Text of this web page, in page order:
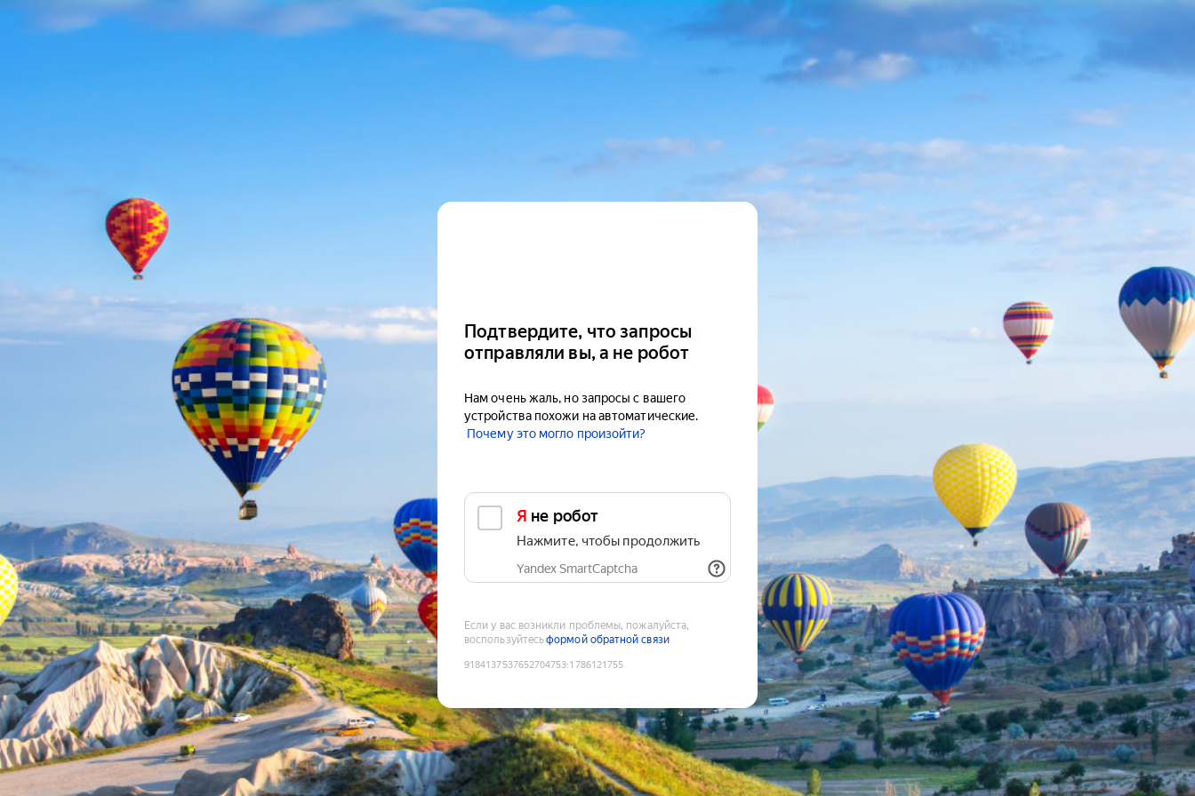
Подтвердите, что запросы
отправляли вы, а не робот
Нам очень жаль, но запросы с вашего
устройства похожи на автоматические.
Почему это могло произойти?
Я не робот
Нажмите, чтобы продолжить
Yandex SmartCaptcha
Если у вас возникли проблемы, пожалуйста,
воспользуйтесьформой обратной связи
9184137537652704753:1786121755